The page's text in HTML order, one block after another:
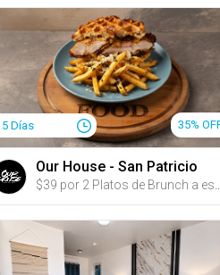
5 Días 35%
Our House - San Patricio